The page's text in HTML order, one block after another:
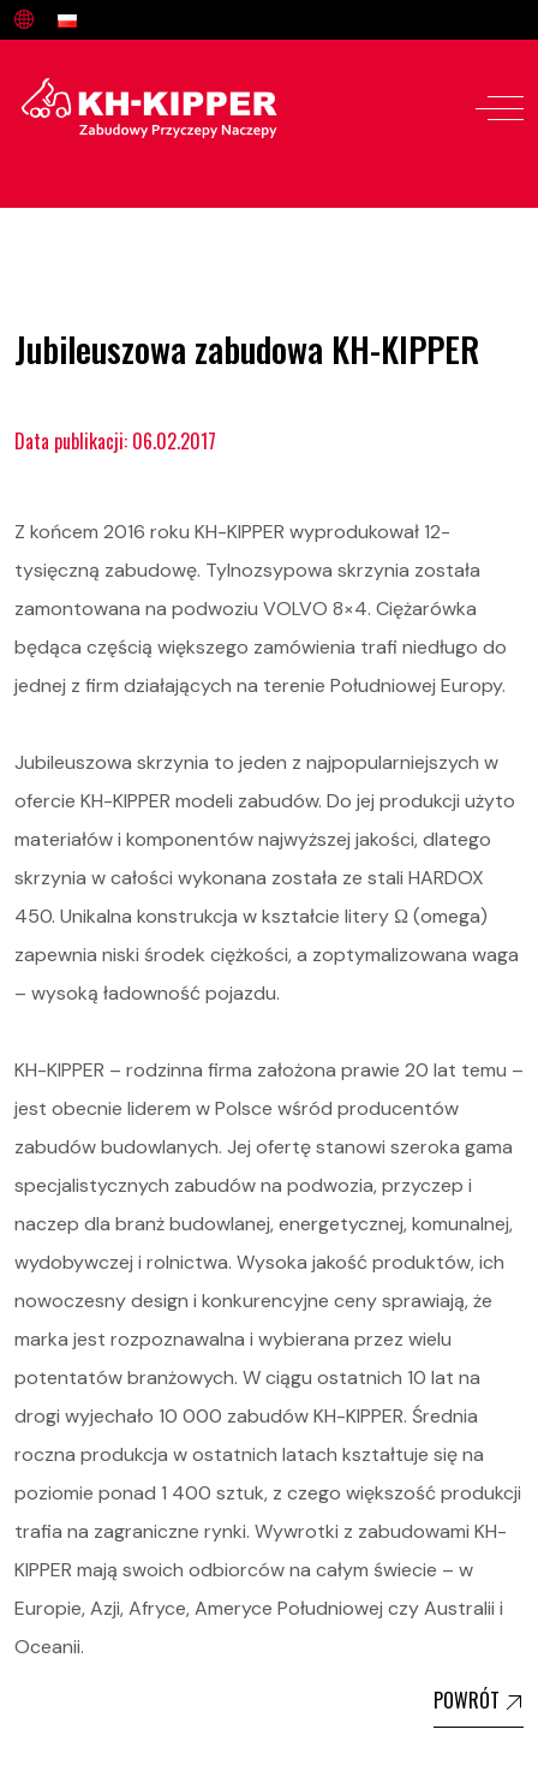
Serwis i części
O nas
Kariera
STOCK
Jubileuszowa zabudowa KH-KIPPER
Data publikacji: 06.02.2017
Z końcem 2016 roku KH-KIPPER wyprodukował 12-
tysięczną zabudowę. Tylnozsypowa skrzynia została
zamontowana na podwoziu VOLVO 8×4. Ciężarówka
będąca częścią większego zamówienia trafi niedługo do
jednej z firm działających na terenie Południowej Europy.
Jubileuszowa skrzynia to jeden z najpopularniejszych w
ofercie KH-KIPPER modeli zabudów. Do jej produkcji użyto
materiałów i komponentów najwyższej jakości, dlatego
skrzynia w całości wykonana została ze stali HARDOX
450. Unikalna konstrukcja w kształcie litery Ω (omega)
zapewnia niski środek ciężkości, a zoptymalizowana waga
– wysoką ładowność pojazdu.
KH-KIPPER – rodzinna firma założona prawie 20 lat temu –
jest obecnie liderem w Polsce wśród producentów
zabudów budowlanych. Jej ofertę stanowi szeroka gama
specjalistycznych zabudów na podwozia, przyczep i
naczep dla branż budowlanej, energetycznej, komunalnej,
wydobywczej i rolnictwa. Wysoka jakość produktów, ich
nowoczesny design i konkurencyjne ceny sprawiają, że
marka jest rozpoznawalna i wybierana przez wielu
potentatów branżowych. W ciągu ostatnich 10 lat na
drogi wyjechało 10 000 zabudów KH-KIPPER. Średnia
roczna produkcja w ostatnich latach kształtuje się na
poziomie ponad 1 400 sztuk, z czego większość produkcji
trafia na zagraniczne rynki. Wywrotki z zabudowami KH-
KIPPER mają swoich odbiorców na całym świecie – w
Europie, Azji, Afryce, Ameryce Południowej czy Australii i
Oceanii.
POWRÓT